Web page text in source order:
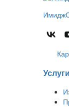
Услуги